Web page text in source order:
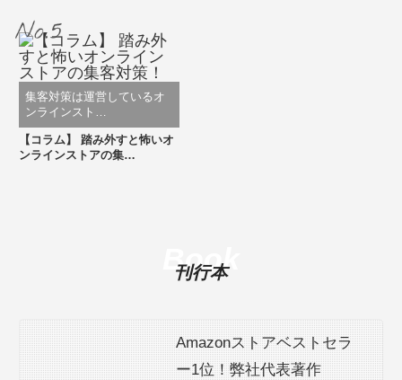
集客対策は運営しているオ
ンラインスト…
【コラム】 踏み外すと怖いオ
ンラインストアの集…
刊行本
Book
Amazonストアベストセラ
ー1位！弊社代表著作